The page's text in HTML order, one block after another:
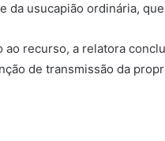
da usucapião ordinária,
ao recurso, a relatora
de transmissão da